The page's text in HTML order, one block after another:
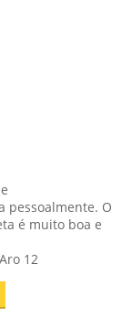
pessoalmente. O
é muito boa e
12